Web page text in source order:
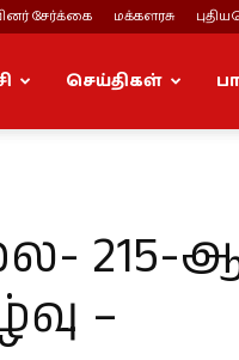
சேர்க்கை மக்களரசு
செய்திகள்
215-
–